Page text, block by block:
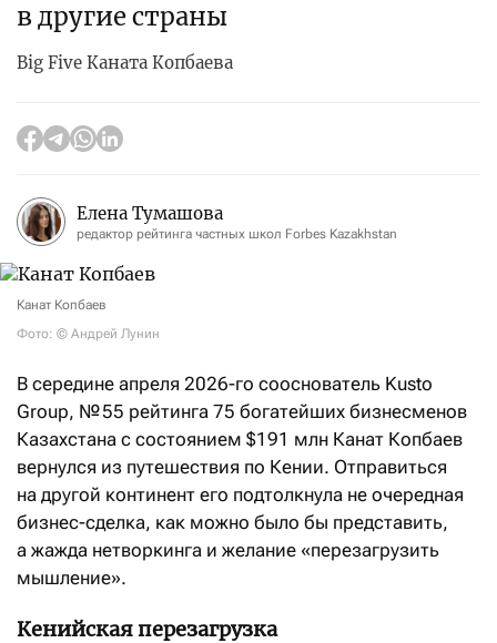
в другие страны
Big Five Каната Копбаева
Елена Тумашова
редактор рейтинга частных школ Forbes Kazakhstan
Канат Копбаев
Фото: © Андрей Лунин
В середине апреля 2026-го сооснователь Kusto
Group, № 55 рейтинга 75 богатейших бизнесменов
Казахстана с состоянием $191 млн Канат Копбаев
вернулся из путешествия по Кении. Отправиться
на другой континент его подтолкнула не очередная
бизнес-сделка, как можно было бы представить,
а жажда нетворкинга и желание «перезагрузить
мышление».
Кенийская перезагрузка